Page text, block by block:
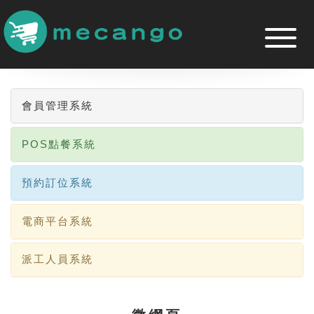
到
主
要
內
會員管理系統
POS點餐系統
預約訂位系統
電商平台系統
派工人員系統